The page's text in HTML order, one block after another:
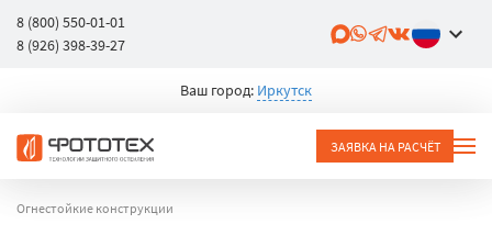
8 (800) 550-01-01
8 (926) 398-39-27
Ваш город: Иркутск
ЗАЯВКА НА РАСЧЁТ
Огнестойкие конструкции